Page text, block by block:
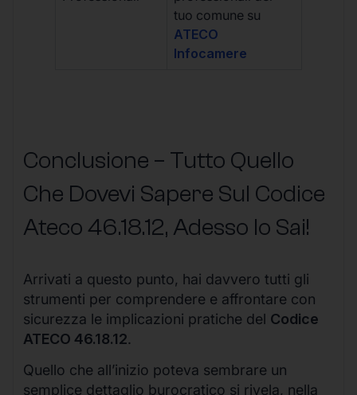
tuo comune su
ATECO
Infocamere
Conclusione – Tutto Quello
Che Dovevi Sapere Sul Codice
Ateco 46.18.12, Adesso lo Sai!
Arrivati a questo punto, hai davvero tutti gli
strumenti per comprendere e affrontare con
sicurezza le implicazioni pratiche del Codice
ATECO 46.18.12.
Quello che all’inizio poteva sembrare un
semplice dettaglio burocratico si rivela, nella